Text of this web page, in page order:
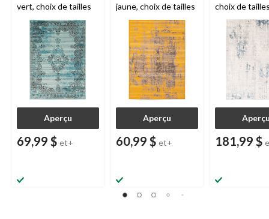
vert, choix de tailles
Aperçu
69,99 $ et+
jaune, choix de tailles
Aperçu
60,99 $ et+
choix de
181,99 $